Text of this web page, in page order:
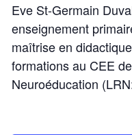
Eve St-Germain
enseignement
maîtrise en
formations au CEE
Neuroéducation